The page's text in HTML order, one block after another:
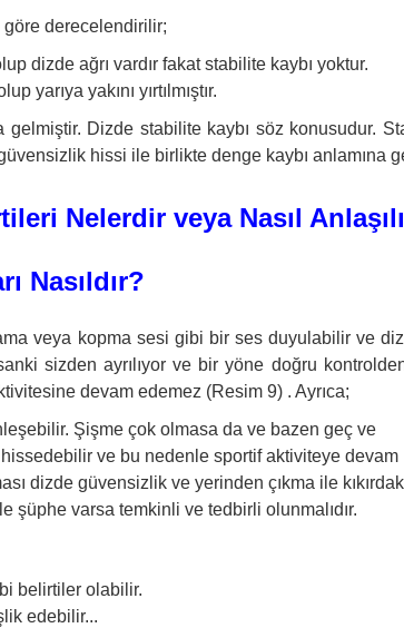
derecelendirilir;
dizde ağrı vardır fakat stabilite kaybı yoktur.
yarıya yakını yırtılmıştır.
gelmiştir. Dizde stabilite kaybı söz konusudur.
hissi ile birlikte denge kaybı anlamına
Nelerdir veya Nasıl
Nasıldır?
veya kopma sesi gibi bir ses duyulabilir ve
sizden ayrılıyor ve bir yöne doğru
devam edemez (Resim 9) . Ayrıca;
Şişme çok olmasa da ve bazen geç ve
ve bu nedenle sportif aktiviteye devam
dizde güvensizlik ve yerinden çıkma ile kıkırdak
şüphe varsa temkinli ve tedbirli olunmalıdır.
belirtiler olabilir.
edebilir...